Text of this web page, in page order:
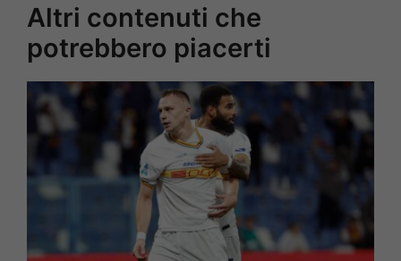
Altri contenuti che
potrebbero piacerti